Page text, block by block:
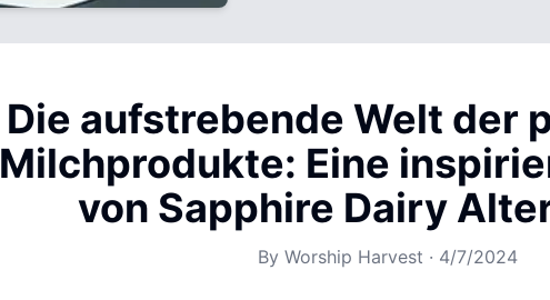
Die aufstrebende Welt der
Milchprodukte: Eine
von Sapphire Dairy
By Worship Harvest · 4/7/2024